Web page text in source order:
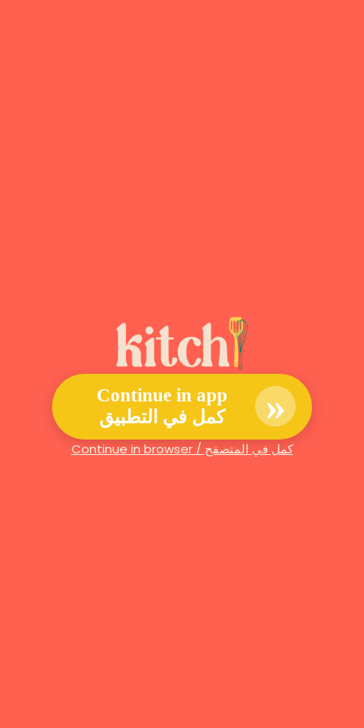
Continue in app
كمل في التطبيق
»
Continue in browser / كمل في المتصفح